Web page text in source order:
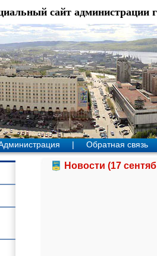
сайт администрации
| Обратная связь
Новости (17